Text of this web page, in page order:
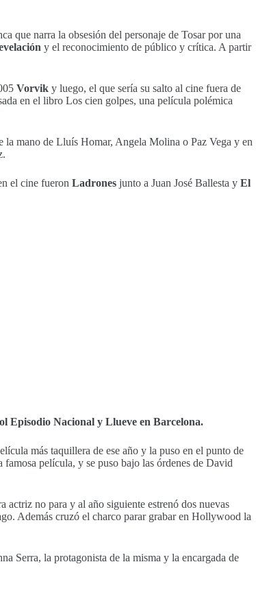
que narra la obsesión del personaje de Tosar por una
y el reconocimiento de público y crítica. A partir
Vorvik y luego, el que sería su salto al cine fuera de
en el libro Los cien golpes, una película polémica
la mano de Lluís Homar, Angela Molina o Paz Vega y en
el cine fueron Ladrones junto a Juan José Ballesta y El
Episodio Nacional y Llueve en Barcelona.
más taquillera de ese año y la puso en el punto de
película, y se puso bajo las órdenes de David
no para y al año siguiente estrenó dos nuevas
Además cruzó el charco parar grabar en Hollywood la
Serra, la protagonista de la misma y la encargada de